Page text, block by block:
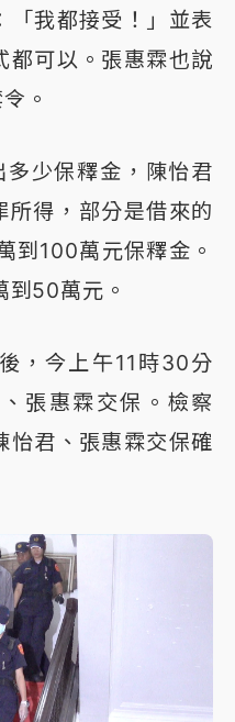
「我都接受！」並表
都可以。張惠霖也說
。
少保釋金，陳怡君
得，部分是借來的
到100萬元保釋金。
到50萬元。
，今上午11時30分
張惠霖交保。檢察
怡君、張惠霖交保確